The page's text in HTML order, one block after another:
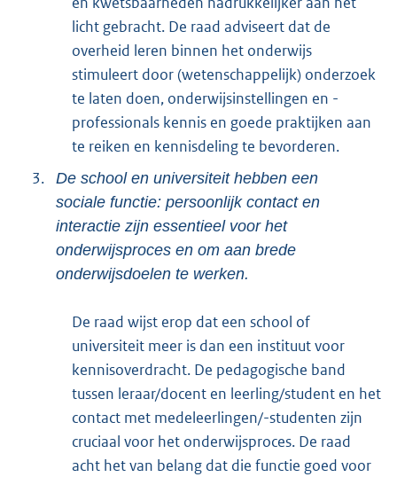
licht gebracht. De raad adviseert dat de
overheid leren binnen het onderwijs
stimuleert door (wetenschappelijk) onderzoek
te laten doen, onderwijsinstellingen en -
professionals kennis en goede praktijken aan
te reiken en kennisdeling te bevorderen.
3.
De school en universiteit hebben een
sociale functie: persoonlijk contact en
interactie zijn essentieel voor het
onderwijsproces en om aan brede
onderwijsdoelen te werken.
De raad wijst erop dat een school of
universiteit meer is dan een instituut voor
kennisoverdracht. De pedagogische band
tussen leraar/docent en leerling/student en het
contact met medeleerlingen/-studenten zijn
cruciaal voor het onderwijsproces. De raad
acht het van belang dat die functie goed voor